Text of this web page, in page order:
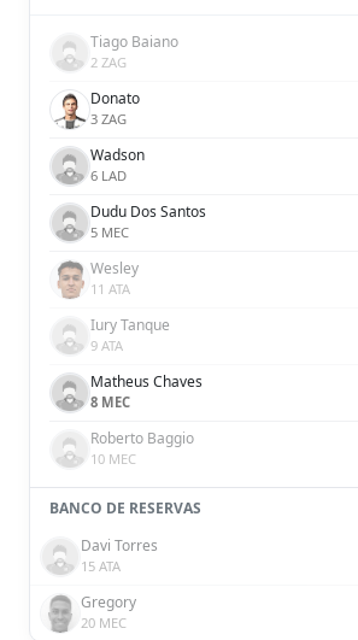
Tiago Baiano
2 ZAG
Donato
3 ZAG
Wadson
6 LAD
Dudu Dos Santos
5 MEC
Wesley
11 ATA
Iury Tanque
9 ATA
Matheus Chaves
8 MEC
Roberto Baggio
10 MEC
BANCO DE RESERVAS
Davi Torres
15 ATA
Gregory
20 MEC